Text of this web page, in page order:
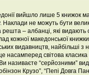
вийшло лише 5 книжок
Наклади не можуть бути
– албанці, які видають
кожної македонської
видавництв, найбільші з
насамперед світова класика
називаєте “серйозними”
Крузо”, “Пепі Довга